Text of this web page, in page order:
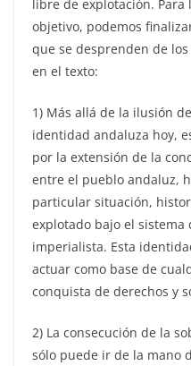
libre de explotación. Para
objetivo, podemos
que se desprenden de
en el texto:
1) Más allá de la ilusión
identidad andaluza hoy,
por la extensión de la
entre el pueblo andaluz,
particular situación,
explotado bajo el
imperialista. Esta
actuar como base de
conquista de derechos y
2) La consecución de la
sólo puede ir de la mano